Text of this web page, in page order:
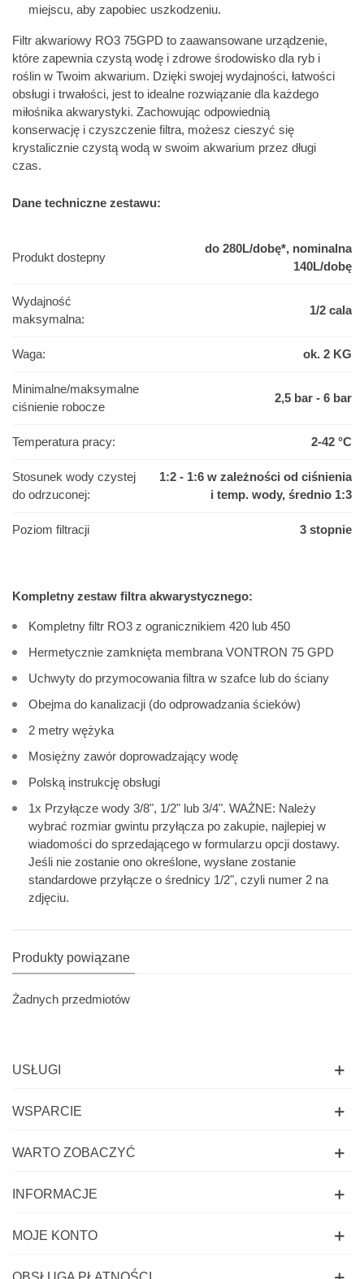
miejscu, aby zapobiec uszkodzeniu.
Filtr akwariowy RO3 75GPD to zaawansowane urządzenie,
które zapewnia czystą wodę i zdrowe środowisko dla ryb i
roślin w Twoim akwarium. Dzięki swojej wydajności, łatwości
obsługi i trwałości, jest to idealne rozwiązanie dla każdego
miłośnika akwarystyki. Zachowując odpowiednią
konserwację i czyszczenie filtra, możesz cieszyć się
krystalicznie czystą wodą w swoim akwarium przez długi
czas.
Dane techniczne zestawu:
Produkt dostepny
do 280L/dobę*, nominalna
140L/dobę
Wydajność
maksymalna:
1/2 cala
Waga: ok. 2 KG
Minimalne/maksymalne
ciśnienie robocze
2,5 bar - 6 bar
Temperatura pracy: 2-42 °C
Stosunek wody czystej
do odrzuconej:
1:2 - 1:6 w zależności od ciśnienia
i temp. wody, średnio 1:3
Poziom filtracji 3 stopnie
Kompletny zestaw filtra akwarystycznego:
Kompletny filtr RO3 z ogranicznikiem 420 lub 450
Hermetycznie zamknięta membrana VONTRON 75 GPD
Uchwyty do przymocowania filtra w szafce lub do ściany
Obejma do kanalizacji (do odprowadzania ścieków)
2 metry wężyka
Mosiężny zawór doprowadzający wodę
Polską instrukcję obsługi
1x Przyłącze wody 3/8", 1/2" lub 3/4". WAŻNE: Należy
wybrać rozmiar gwintu przyłącza po zakupie, najlepiej w
wiadomości do sprzedającego w formularzu opcji dostawy.
Jeśli nie zostanie ono określone, wysłane zostanie
standardowe przyłącze o średnicy 1/2", czyli numer 2 na
zdjęciu.
Produkty powiązane
Żadnych przedmiotów
USŁUGI
WSPARCIE
WARTO ZOBACZYĆ
INFORMACJE
MOJE KONTO